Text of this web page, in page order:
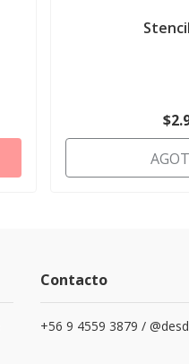
Contacto
+56 9 4559 3879 /